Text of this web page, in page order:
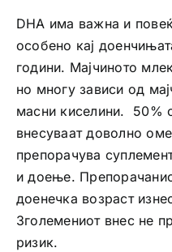
DHA има важна и
особено кај
години. Мајчиното
но многу зависи од
масни киселини. 50%
внесуваат доволно
препорачува
и доење.
доенечка возраст
Зголемениот внес не
ризик.